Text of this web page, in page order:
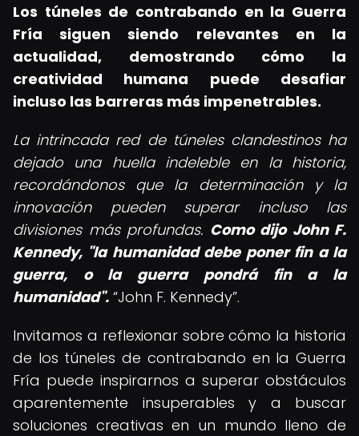
Los túneles de contrabando en la Guerra
Fría siguen siendo relevantes en la
actualidad, demostrando cómo la
creatividad humana puede desafiar
incluso las barreras más impenetrables.
La intrincada red de túneles clandestinos ha
dejado una huella indeleble en la historia,
recordándonos que la determinación y la
innovación pueden superar incluso las
divisiones más profundas. Como dijo John F.
Kennedy, "la humanidad debe poner fin a la
guerra, o la guerra pondrá fin a la
humanidad". John F. Kennedy .
Invitamos a reflexionar sobre cómo la historia
de los túneles de contrabando en la Guerra
Fría puede inspirarnos a superar obstáculos
aparentemente insuperables y a buscar
soluciones creativas en un mundo lleno de